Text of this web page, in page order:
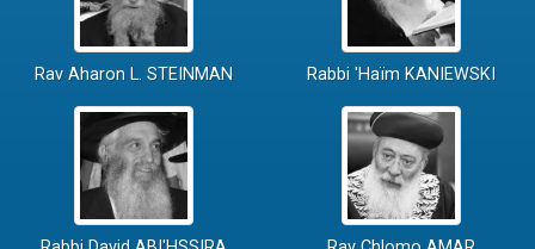
Rav Aharon L. STEINMAN Rabbi 'Haïm KANIEWSKI